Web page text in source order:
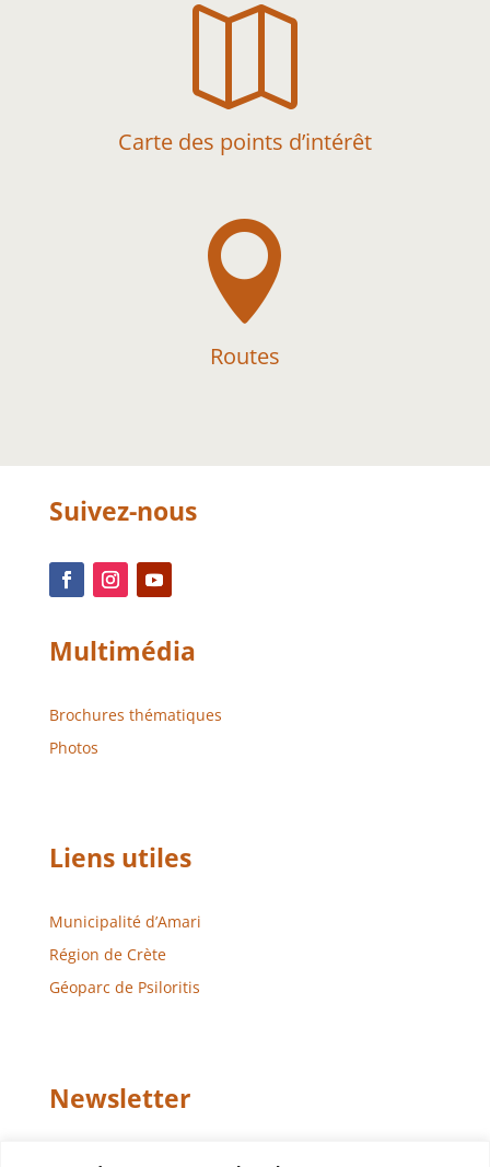

Carte des points d’intérêt

Routes
Suivez-nous
Multimédia
Brochures thématiques
Photos
Liens utiles
Municipalité d’Amari
Région de Crète
Géoparc de Psiloritis
Newsletter